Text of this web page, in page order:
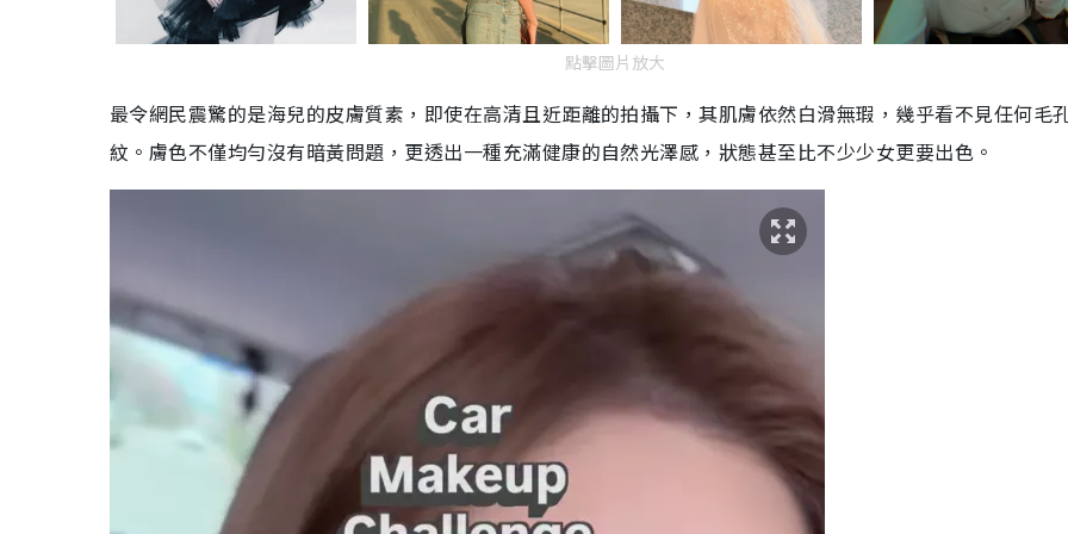
點擊圖片放大
最令網民震驚的是海兒的皮膚質素，即使在高清且近距離的拍攝下，其肌膚依然白滑無瑕，幾乎看不見任何毛
紋。膚色不僅均勻沒有暗黃問題，更透出一種充滿健康的自然光澤感，狀態甚至比不少少女更要出色。